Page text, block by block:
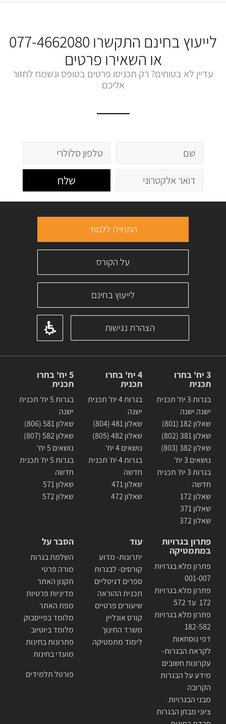
לייעוץ בחינם התקשרו 077-4662080
או השאירו פרטים
עדיין לא בטוחים? רק תכניסו פרטים בטופס ונשמח לחזור
אליכם
שלח
התחילו ללמוד
על הקורס
לייעוץ בחינם
הצהרת נגישות
3 יח' בחרו
תכנית
בגרות 3 יח' תכנית
ישנה ישנה
שאלון 182 (801)
שאלון 381 (802)
שאלון 382 (803)
נושאים 3 יח'
בגרות 3 יח׳ תכנית
חדשה
שאלון 172
שאלון 371
שאלון 372
4 יח' בחרו
תכנית
בגרות 4 יח' תכנית
ישנה
שאלון 481 (804)
שאלון 482 (805)
נושאים 4 יח'
בגרות 4 יח׳ תכנית
חדשה
שאלון 471
שאלון 472
5 יח' בחרו
תכנית
בגרות 5 יח' תכנית
ישנה
שאלון 581 (806)
שאלון 582 (807)
נושאים 5 יח'
בגרות 5 יח׳ תכנית
חדשה
שאלון 571
שאלון 572
פתרון בגרויות
במתמטיקה
פתרון מלא בגרויות
001-007
פתרון מלא בגרויות
172 עד 572
פתרון מלא בגרויות
182-582
דפי נוסחאות
לקראת הבגרות-
עקרונות חשובים
מידע על הבגרות
הקרובה
מבני הבגרויות
ציוני מבחן הבגרות
עוד
יתרונות- מדוע
קורסים- לבגרות
ספרים דגיטליים
תכנית ההוראה
שיעורים פרטיים
קורס אונליין
משרד החינוך
לימוד מתמטיקה
הסבר על
השלמת בגרות
מורה פרטי
תקנון האתר
מדיניות פרטיות
מפת האתר
מלומד בפייסבוק
מלומד ביוטיוב
פתרונות בחינות
מועדי בחינות
פורטל תלמידים